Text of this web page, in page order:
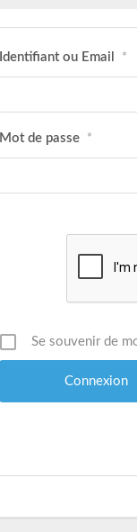
Identifiant ou Email *
Mot de passe *
Se souvenir de